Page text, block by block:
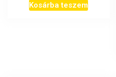
Kosárba teszem